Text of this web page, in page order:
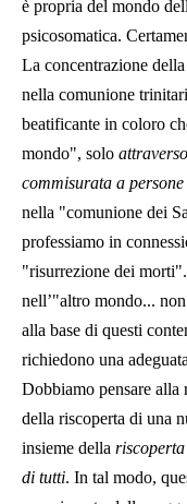
è propria del mondo
psicosomatica.
La concentrazione
nella comunione
beatificante in coloro
mondo", solo
commisurata a persone
nella "comunione dei
professiamo in
"risurrezione dei
nell’"altro mondo...
alla base di questi
richiedono una
Dobbiamo pensare alla
della riscoperta di una
insieme della riscoperta
di tutti. In tal modo,